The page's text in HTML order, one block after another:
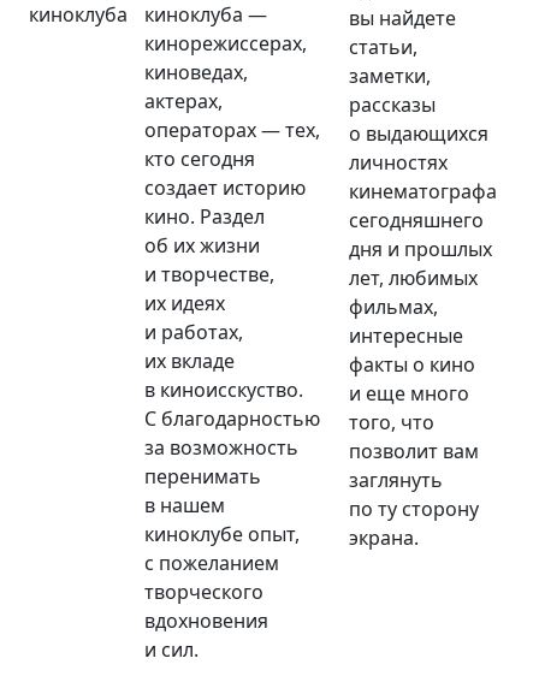
киноклуба —
кинорежиссерах,
киноведах,
актерах,
операторах — тех,
кто сегодня
создает историю
кино. Раздел
об их жизни
и творчестве,
их идеях
и работах,
их вкладе
в киноисскуство.
С благодарностью
за возможность
перенимать
в нашем
киноклубе опыт,
с пожеланием
творческого
вдохновения
и сил.
вы найдете
статьи,
заметки,
рассказы
о выдающихся
личностях
кинематографа
сегодняшнего
дня и прошлых
лет, любимых
фильмах,
интересные
факты о кино
и еще много
того, что
позволит вам
заглянуть
по ту сторону
экрана.